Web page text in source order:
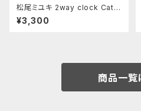
松尾ミユキ 2way clock Cats
Gray
¥3,300
商品一覧